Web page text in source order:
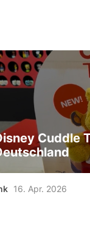
Cuddle
16. Apr. 2026